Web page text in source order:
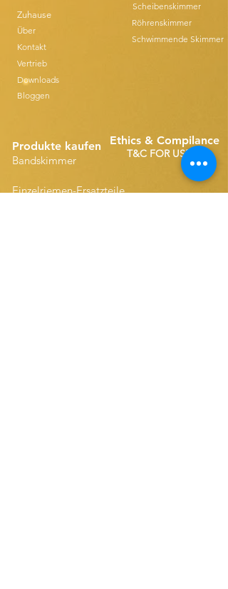
Zuhause
Über
Kontakt
Vertrieb
Downloads
Bloggen
Scheibenskimmer
Röhrenskimmer
Schwimmende Skimmer
Produkte kaufen
Bandskimmer
Ethics & Compilance
T&C FOR USE
Einzelriemen-Ersatzteile